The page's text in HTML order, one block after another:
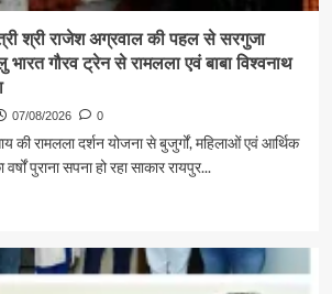
श्री राजेश अग्रवाल की पहल से सरगुजा
गौरव ट्रेन से रामलला एवं बाबा विश्वनाथ
07/08/2026 0
की रामलला दर्शन योजना से बुजुर्गों, महिलाओं एवं आर्थिक
पुराना सपना हो रहा साकार रायपुर...